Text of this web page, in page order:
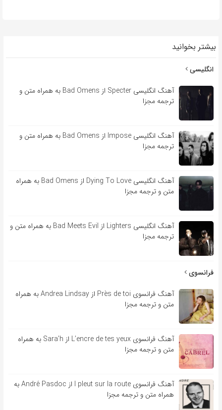
بیشتر بخوانید
انگلیسی
آهنگ انگلیسی Specter از Bad Omens به همراه متن و
ترجمه مجزا
آهنگ انگلیسی Impose از Bad Omens به همراه متن و
ترجمه مجزا
آهنگ انگلیسی Dying To Love از Bad Omens به همراه
متن و ترجمه مجزا
آهنگ انگلیسی Lighters از Bad Meets Evil به همراه متن و
ترجمه مجزا
فرانسوی
آهنگ فرانسوی Près de toi از Andrea Lindsay به همراه
متن و ترجمه مجزا
آهنگ فرانسوی L’encre de tes yeux از Sara’h به همراه
متن و ترجمه مجزا
آهنگ فرانسوی l pleut sur la route از André Pasdoc به
همراه متن و ترجمه مجزا